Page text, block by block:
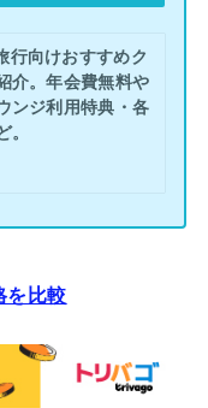
行向けおすすめク
介。年会費無料や
ンジ利用特典・各
。
を比較